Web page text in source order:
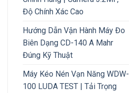
Độ Chính Xác Cao
Hướng Dẫn Vận Hành Máy Đo
Biên Dạng CD-140 A Mahr
Đúng Kỹ Thuật
Máy Kéo Nén Vạn Năng WDW-
100 LUDA TEST | Tải Trọng